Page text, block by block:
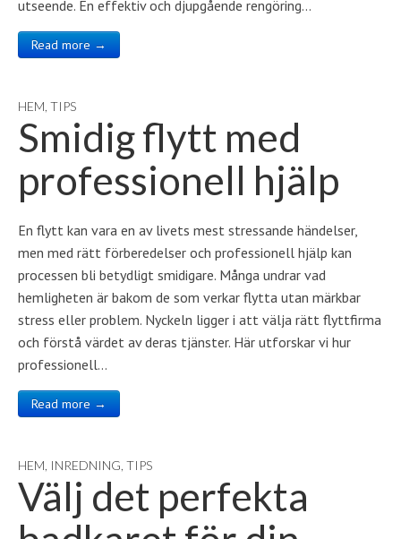
utseende. En effektiv och djupgående rengöring…
Read more →
HEM TIPS
Smidig flytt med
professionell hjälp
En flytt kan vara en av livets mest stressande händelser,
men med rätt förberedelser och professionell hjälp kan
processen bli betydligt smidigare. Många undrar vad
hemligheten är bakom de som verkar flytta utan märkbar
stress eller problem. Nyckeln ligger i att välja rätt flyttfirma
och förstå värdet av deras tjänster. Här utforskar vi hur
professionell…
Read more →
HEM INREDNING TIPS
Välj det perfekta